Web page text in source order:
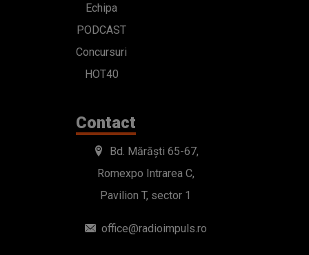
Echipa
PODCAST
Concursuri
HOT40
Contact
Bd. Mărăști 65-67,
Romexpo Intrarea C,
Pavilion T, sector 1
office@radioimpuls.ro